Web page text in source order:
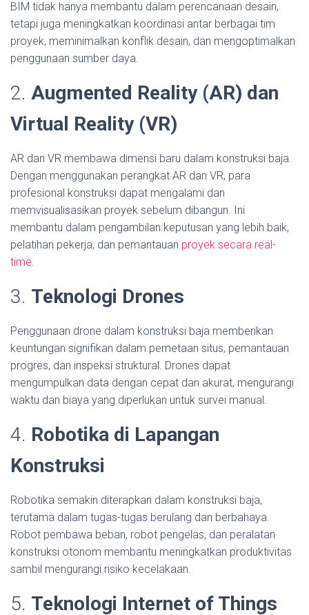
BIM tidak hanya membantu dalam perencanaan desain,
tetapi juga meningkatkan koordinasi antar berbagai tim
proyek, meminimalkan konflik desain, dan mengoptimalkan
penggunaan sumber daya.
2. Augmented Reality (AR) dan
Virtual Reality (VR)
AR dan VR membawa dimensi baru dalam konstruksi baja.
Dengan menggunakan perangkat AR dan VR, para
profesional konstruksi dapat mengalami dan
memvisualisasikan proyek sebelum dibangun. Ini
membantu dalam pengambilan keputusan yang lebih baik,
pelatihan pekerja, dan pemantauan proyek secara real-
time
3. Teknologi Drones
Penggunaan drone dalam konstruksi baja memberikan
keuntungan signifikan dalam pemetaan situs, pemantauan
progres, dan inspeksi struktural. Drones dapat
mengumpulkan data dengan cepat dan akurat, mengurangi
waktu dan biaya yang diperlukan untuk survei manual.
4. Robotika di Lapangan
Konstruksi
Robotika semakin diterapkan dalam konstruksi baja,
terutama dalam tugas-tugas berulang dan berbahaya.
Robot pembawa beban, robot pengelas, dan peralatan
konstruksi otonom membantu meningkatkan produktivitas
sambil mengurangi risiko kecelakaan.
5. Teknologi Internet of Things